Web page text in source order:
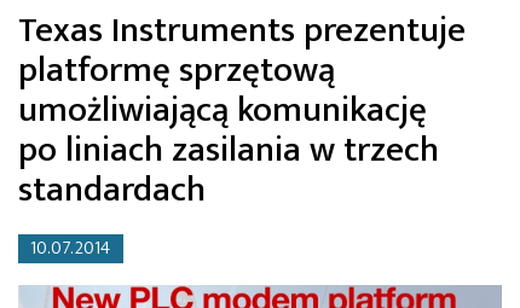
Texas Instruments prezentuje
platformę sprzętową
umożliwiającą komunikację
po liniach zasilania w trzech
standardach
10.07.2014